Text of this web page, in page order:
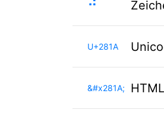
⠚
U+281A
&#x281A;